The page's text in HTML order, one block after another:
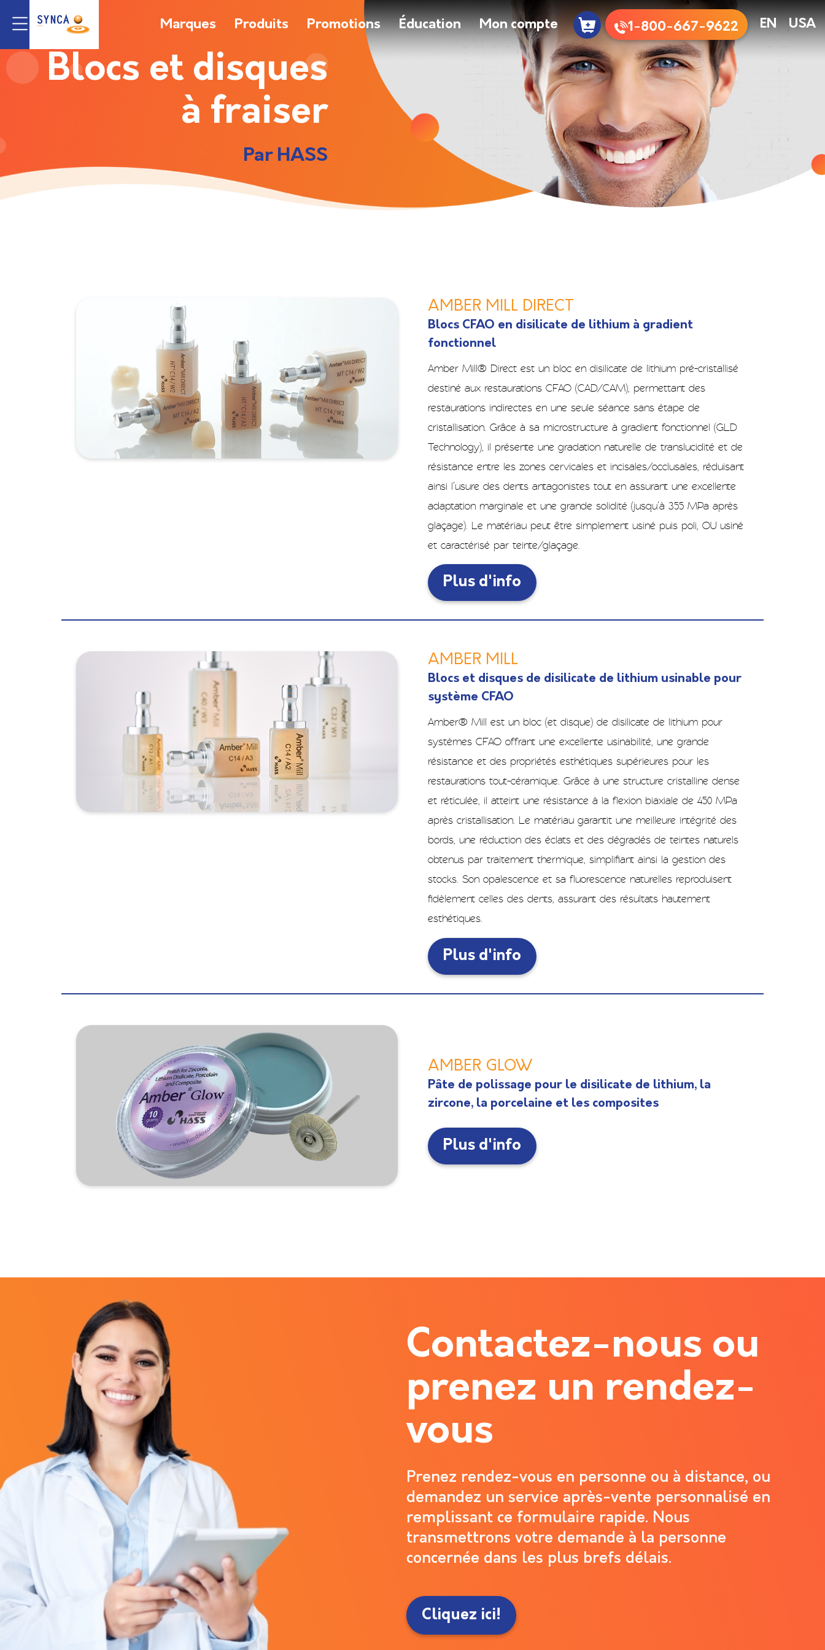
Marques Produits Promotions Éducation Mon compte 1-800-667-9622 EN USA
Blocs et disques
à fraiser
Par HASS
AMBER MILL DIRECT
Blocs CFAO en disilicate de lithium à gradient
fonctionnel
Amber Mill® Direct est un bloc en disilicate de lithium pré-cristallisé
destiné aux restaurations CFAO (CAD/CAM), permettant des
restaurations indirectes en une seule séance sans étape de
cristallisation. Grâce à sa microstructure à gradient fonctionnel (GLD
Technology), il présente une gradation naturelle de translucidité et de
résistance entre les zones cervicales et incisales/occlusales, réduisant
ainsi l’usure des dents antagonistes tout en assurant une excellente
adaptation marginale et une grande solidité (jusqu’à 355 MPa après
glaçage). Le matériau peut être simplement usiné puis poli, OU usiné
et caractérisé par teinte/glaçage.
Plus d'info
AMBER MILL
Blocs et disques de disilicate de lithium usinable pour
système CFAO
Amber® Mill est un bloc (et disque) de disilicate de lithium pour
systèmes CFAO offrant une excellente usinabilité, une grande
résistance et des propriétés esthétiques supérieures pour les
restaurations tout-céramique. Grâce à une structure cristalline dense
et réticulée, il atteint une résistance à la flexion biaxiale de 450 MPa
après cristallisation. Le matériau garantit une meilleure intégrité des
bords, une réduction des éclats et des dégradés de teintes naturels
obtenus par traitement thermique, simplifiant ainsi la gestion des
stocks. Son opalescence et sa fluorescence naturelles reproduisent
fidèlement celles des dents, assurant des résultats hautement
esthétiques.
Plus d'info
AMBER GLOW
Pâte de polissage pour le disilicate de lithium, la
zircone, la porcelaine et les composites
Plus d'info
Contactez-nous ou
prenez un rendez-
vous
Prenez rendez-vous en personne ou à distance, ou
demandez un service après-vente personnalisé en
remplissant ce formulaire rapide. Nous
transmettrons votre demande à la personne
concernée dans les plus brefs délais.
Cliquez ici!